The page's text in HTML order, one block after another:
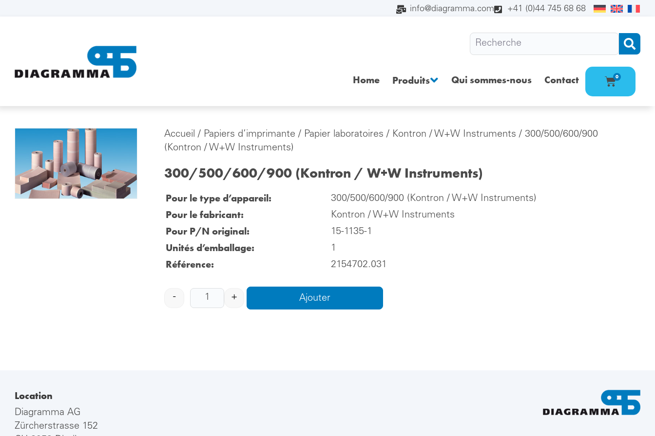
info@diagramma.com +41 (0)44 745 68 68
Home Produits Qui sommes-nous Contact 0
Accueil / Papiers d’imprimante / Papier laboratoires / Kontron / W+W Instruments / 300/500/600/900
(Kontron / W+W Instruments)
300/500/600/900 (Kontron / W+W Instruments)
Pour le type d’appareil: 300/500/600/900 (Kontron / W+W Instruments)
Pour le fabricant: Kontron / W+W Instruments
Pour P/N original: 15-1135-1
Unités d’emballage: 1
Référence: 2154702.031
- + Ajouter
Location
Diagramma AG
Zürcherstrasse 152